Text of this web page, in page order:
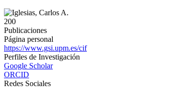
200
Publicaciones
Página personal
https://www.gsi.upm.es/cif
Perfiles de Investigación
Google Scholar
ORCID
Redes Sociales